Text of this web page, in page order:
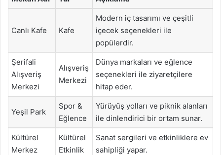
Canlı Kafe Kafe
Modern iç tasarımı ve çeşitli
içecek seçenekleri ile
popülerdir.
Şerifali
Alışveriş
Merkezi
Alışveriş
Merkezi
Dünya markaları ve eğlence
seçenekleri ile ziyaretçilere
hitap eder.
Yeşil Park
Spor &
Eğlence
Yürüyüş yolları ve piknik alanları
ile dinlendirici bir ortam sunar.
Kültürel
Merkez
Kültürel
Etkinlik
Sanat sergileri ve etkinliklere ev
sahipliği yapar.